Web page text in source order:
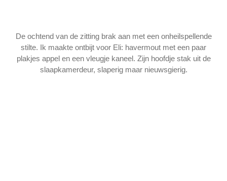
De ochtend van de zitting brak aan met een onheilspellende
stilte. Ik maakte ontbijt voor Eli: havermout met een paar
plakjes appel en een vleugje kaneel. Zijn hoofdje stak uit de
slaapkamerdeur, slaperig maar nieuwsgierig.